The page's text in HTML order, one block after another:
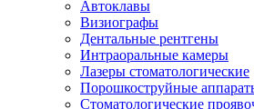
Автоклавы
Визиографы
Дентальные рентгены
Интраоральные камеры
Лазеры стоматологические
Порошкоструйные
Стоматологические